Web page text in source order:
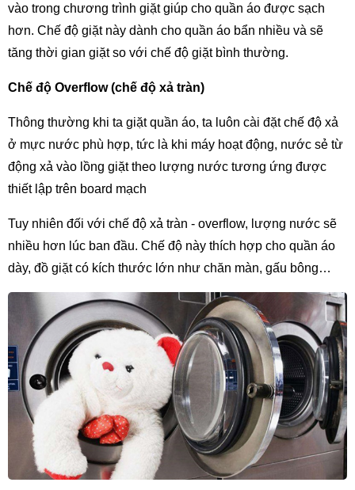
vào trong chương trình giặt giúp cho quần áo được sạch
hơn. Chế độ giặt này dành cho quần áo bẩn nhiều và sẽ
tăng thời gian giặt so với chế độ giặt bình thường.
Chế độ Overflow (chế độ xả tràn)
Thông thường khi ta giặt quần áo, ta luôn cài đặt chế độ xả
ở mực nước phù hợp, tức là khi máy hoạt động, nước sẻ từ
động xả vào lồng giặt theo lượng nước tương ứng được
thiết lập trên board mạch
Tuy nhiên đối với chế độ xả tràn - overflow, lượng nước sẽ
nhiều hơn lúc ban đầu. Chế độ này thích hợp cho quần áo
dày, đồ giặt có kích thước lớn như chăn màn, gấu bông…